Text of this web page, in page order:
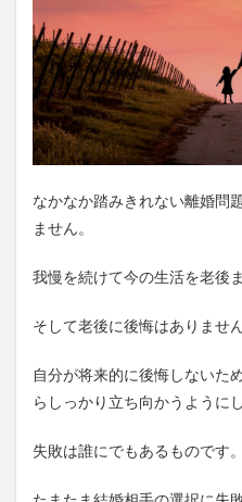
なかなか踏みきれない離婚問
ません。
我慢を続けて今の生活を老後
そして老後に後悔はありませ
自分が将来的に後悔しないた
らしっかり立ち向かうように
失敗は誰にでもあるものです。